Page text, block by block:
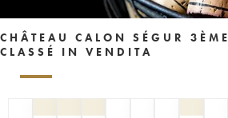
CHÂTEAU CALON SÉGUR
CLASSÉ IN VENDITA